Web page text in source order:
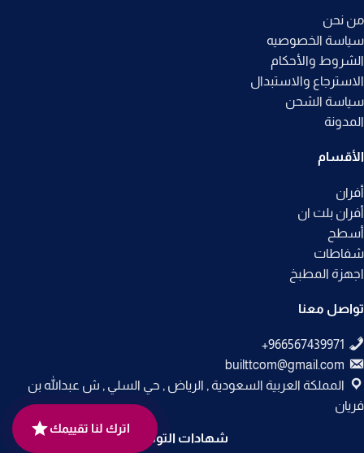
من نحن
سياسة الخصوصيه
الشروط والأحكام
الاسترجاع والاستبدال
سياسة الشحن
المدونة
الأقسام
أفران
أفران بلت ان
أسطح
شفاطات
اجهزة المطبخ
تواصل معنا
builttcom@gmail.com
المملكة العربية السعودية , الرياض , حي السلي , ش عبدالله بن
فريان
شهادات التوثيق
اترك لنا تقييمك